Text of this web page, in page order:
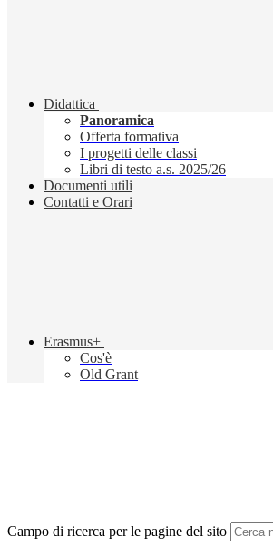
Didattica
Panoramica
Offerta formativa
I progetti delle classi
Libri di testo a.s. 2025/26
Documenti utili
Contatti e Orari
Erasmus+
Cos'è
Old Grant
Campo di ricerca per le pagine del sito